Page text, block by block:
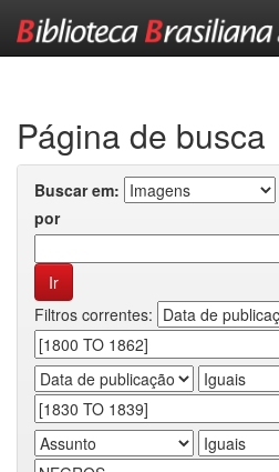
Página de busca
Buscar em:
por
Filtros correntes: